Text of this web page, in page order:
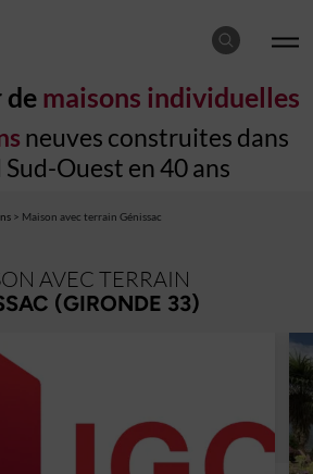
de maisons individuelles
neuves construites dans
Sud-Ouest en 40 ans
> Maison avec terrain Génissac
AVEC TERRAIN
(GIRONDE 33)